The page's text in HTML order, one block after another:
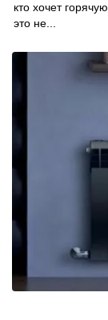
кто хочет
это не...